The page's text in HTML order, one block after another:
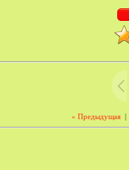
« Предыдущая |